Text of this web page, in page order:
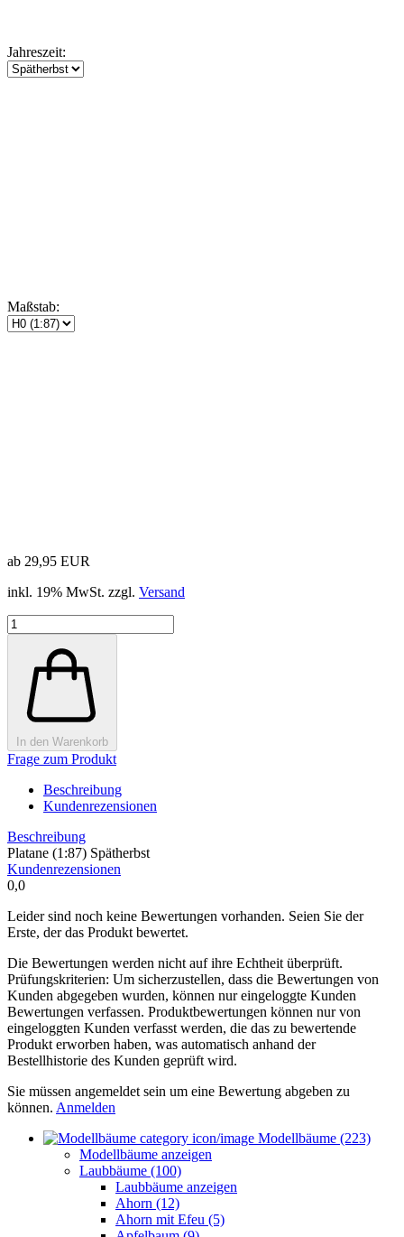
Jahreszeit:
Maßstab:
ab 29,95 EUR
inkl. 19% MwSt. zzgl. Versand
In den Warenkorb
Frage zum Produkt
Beschreibung
Kundenrezensionen
Beschreibung
Platane (1:87) Spätherbst
Kundenrezensionen
0,0
Leider sind noch keine Bewertungen vorhanden. Seien Sie der
Erste, der das Produkt bewertet.
Die Bewertungen werden nicht auf ihre Echtheit überprüft.
Prüfungskriterien: Um sicherzustellen, dass die Bewertungen von
Kunden abgegeben wurden, können nur eingeloggte Kunden
Bewertungen verfassen. Produktbewertungen können nur von
eingeloggten Kunden verfasst werden, die das zu bewertende
Produkt erworben haben, was automatisch anhand der
Bestellhistorie des Kunden geprüft wird.
Sie müssen angemeldet sein um eine Bewertung abgeben zu
können. Anmelden
Modellbäume (223)
Modellbäume anzeigen
Laubbäume (100)
Laubbäume anzeigen
Ahorn (12)
Ahorn mit Efeu (5)